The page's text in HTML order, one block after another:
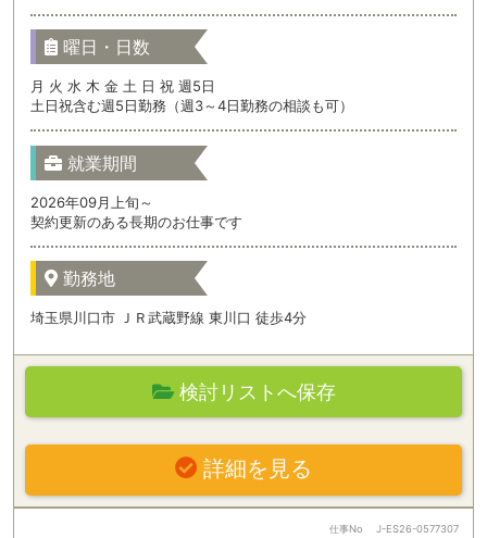
曜日・日数
月 火 水 木 金 土 日 祝 週5日
土日祝含む週5日勤務（週3～4日勤務の相談も可）
就業期間
2026年09月上旬～
契約更新のある長期のお仕事です
勤務地
埼玉県川口市 ＪＲ武蔵野線 東川口 徒歩4分
検討リストへ保存
詳細を見る
仕事No J-ES26-0577307